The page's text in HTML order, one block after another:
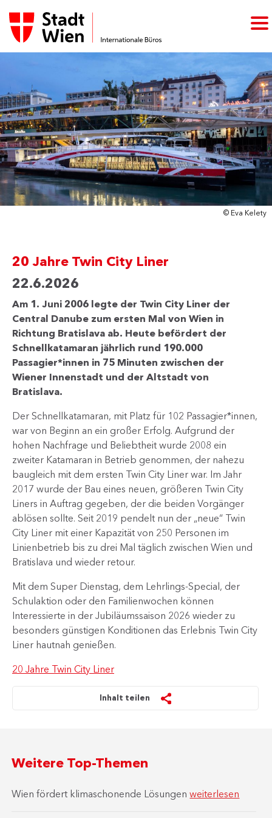
© Eva Kelety
20 Jahre Twin City Liner
22.6.2026
Am 1. Juni 2006 legte der Twin City Liner der
Central Danube zum ersten Mal von Wien in
Richtung Bratislava ab. Heute befördert der
Schnellkatamaran jährlich rund 190.000
Passagier*innen in 75 Minuten zwischen der
Wiener Innenstadt und der Altstadt von
Bratislava.
Der Schnellkatamaran, mit Platz für 102 Passagier*innen,
war von Beginn an ein großer Erfolg. Aufgrund der
hohen Nachfrage und Beliebtheit wurde 2008 ein
zweiter Katamaran in Betrieb genommen, der nahezu
baugleich mit dem ersten Twin City Liner war. Im Jahr
2017 wurde der Bau eines neuen, größeren Twin City
Liners in Auftrag gegeben, der die beiden Vorgänger
ablösen sollte. Seit 2019 pendelt nun der „neue“ Twin
City Liner mit einer Kapazität von 250 Personen im
Linienbetrieb bis zu drei Mal täglich zwischen Wien und
Bratislava und wieder retour.
Mit dem Super Dienstag, dem Lehrlings-Special, der
Schulaktion oder den Familienwochen können
Interessierte in der Jubiläumssaison 2026 wieder zu
besonders günstigen Konditionen das Erlebnis Twin City
Liner hautnah genießen.
20 Jahre Twin City Liner
Inhalt teilen
Weitere Top-Themen
Wien fördert klimaschonende Lösungenweiterlesen